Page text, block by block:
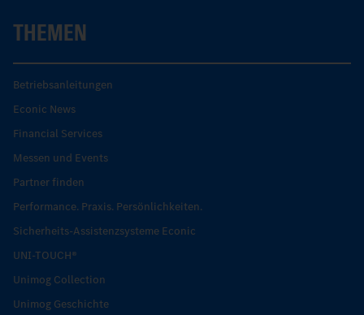
THEMEN
Betriebsanleitungen
Econic News
Financial Services
Messen und Events
Partner finden
Performance. Praxis. Persönlichkeiten.
Sicherheits-Assistenzsysteme Econic
UNI-TOUCH®
Unimog Collection
Unimog Geschichte